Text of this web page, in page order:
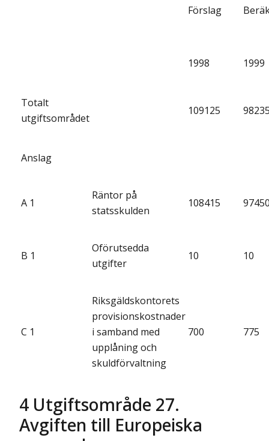
Förslag
1998 1999
Totalt
utgiftsområdet
109125
Anslag
A 1
Räntor på
statsskulden
108415
B 1
Oförutsedda
utgifter
10 10
C 1
Riksgäldskontorets
provisionskostnader
i samband med
upplåning och
skuldförvaltning
700 775
4 Utgiftsområde 27.
Avgiften till Europeiska